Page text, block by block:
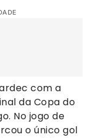
com a
da Copa do
No jogo de
o único gol